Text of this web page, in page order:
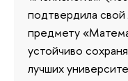
подтвердила свой
предмету
устойчиво
лучших